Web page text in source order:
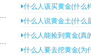
什么人该买黄金(什么
什么人说黄金土(什么
什么人能捡到黄金(真
什么人要去挖黄金(为